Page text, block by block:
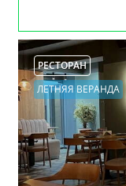
РЕСТОРАН
ЛЕТНЯЯ ВЕРАНДА